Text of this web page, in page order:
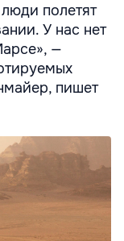
полетят
У нас нет
—
пишет